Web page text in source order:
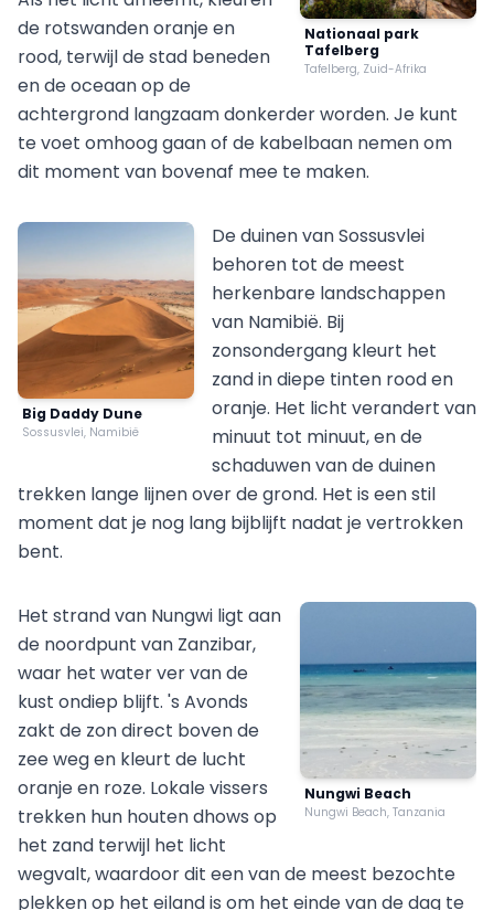
Nationaal park
Tafelberg
Tafelberg, Zuid-Afrika
de rotswanden oranje en
rood, terwijl de stad beneden
en de oceaan op de
achtergrond langzaam donkerder worden. Je kunt
te voet omhoog gaan of de kabelbaan nemen om
dit moment van bovenaf mee te maken.
Big Daddy Dune
Sossusvlei, Namibië
De duinen van Sossusvlei
behoren tot de meest
herkenbare landschappen
van Namibië. Bij
zonsondergang kleurt het
zand in diepe tinten rood en
oranje. Het licht verandert van
minuut tot minuut, en de
schaduwen van de duinen
trekken lange lijnen over de grond. Het is een stil
moment dat je nog lang bijblijft nadat je vertrokken
bent.
Nungwi Beach
Nungwi Beach, Tanzania
Het strand van Nungwi ligt aan
de noordpunt van Zanzibar,
waar het water ver van de
kust ondiep blijft. 's Avonds
zakt de zon direct boven de
zee weg en kleurt de lucht
oranje en roze. Lokale vissers
trekken hun houten dhows op
het zand terwijl het licht
wegvalt, waardoor dit een van de meest bezochte
plekken op het eiland is om het einde van de dag te